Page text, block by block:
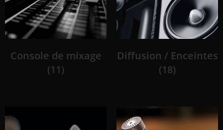
Console de mixage
(11)
Diffusion / Enceintes
(18)